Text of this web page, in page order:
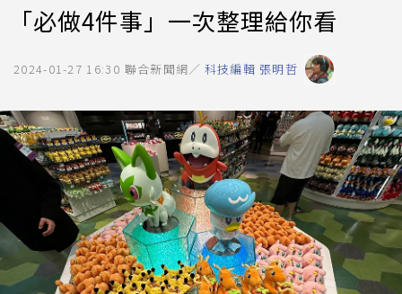
「必做4件事」一次整理給你看
2024-01-27 16:30 聯合新聞網／ 科技編輯 張明哲